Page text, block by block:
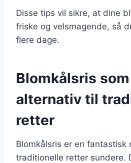
Disse tips vil sikre, at dine
friske og velsmagende, så
flere dage.
Blomkålsris
alternativ til
retter
Blomkålsris er en fantastisk
traditionelle retter sundere.